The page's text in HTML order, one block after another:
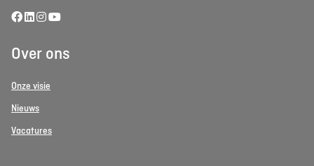
Over ons
Onze visie
Nieuws
Vacatures